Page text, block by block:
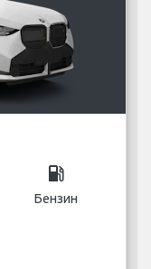
local_gas_station
Бензин